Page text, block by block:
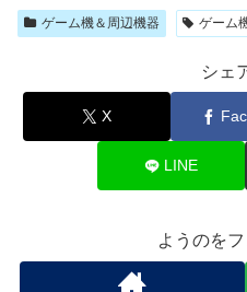
ゲーム機＆周辺機器 ゲーム
シェ
X
LINE
ようのを